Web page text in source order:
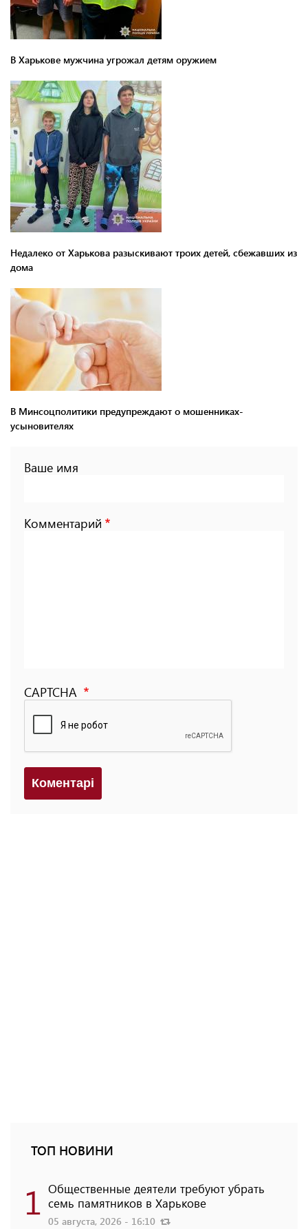
В Харькове мужчина угрожал детям оружием
Недалеко от Харькова разыскивают троих детей, сбежавших из
дома
В Минсоцполитики предупреждают о мошенниках-
усыновителях
Ваше имя
Комментарий
CAPTCHA
Коментарi
ТОП НОВИНИ
1 Общественные деятели требуют убрать
семь памятников в Харькове
05 августа, 2026 - 16:10